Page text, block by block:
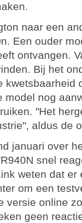
naar een
Een ouder
ontvangen.
Bij het
kwetsbaarheid
model nog
"Het
aldus de
januari over
snel
weten dat er
om een
versie online
geen